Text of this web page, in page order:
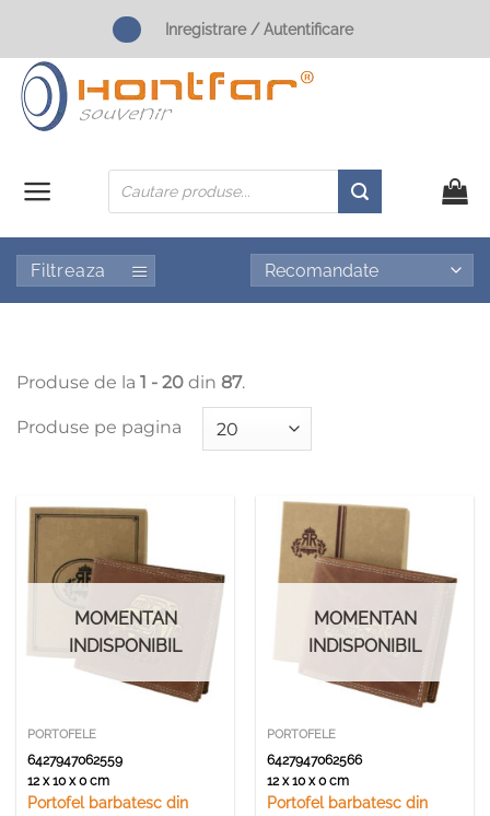
content
Inregistrare / Autentificare
Products
search
Filtreaza
Produse de la 1 - 20 din 87.
Produse pe pagina
MOMENTAN
INDISPONIBIL
PORTOFELE
6427947062559
12 x 10 x 0 cm
Portofel barbatesc din
MOMENTAN
INDISPONIBIL
PORTOFELE
6427947062566
12 x 10 x 0 cm
Portofel barbatesc din